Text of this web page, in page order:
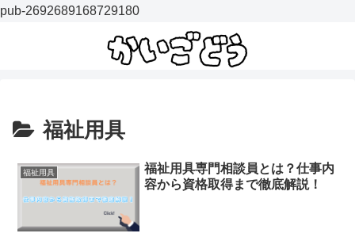
pub-2692689168729180
福祉用具
福祉用具
福祉用具専門相談員とは？仕事内
容から資格取得まで徹底解説！